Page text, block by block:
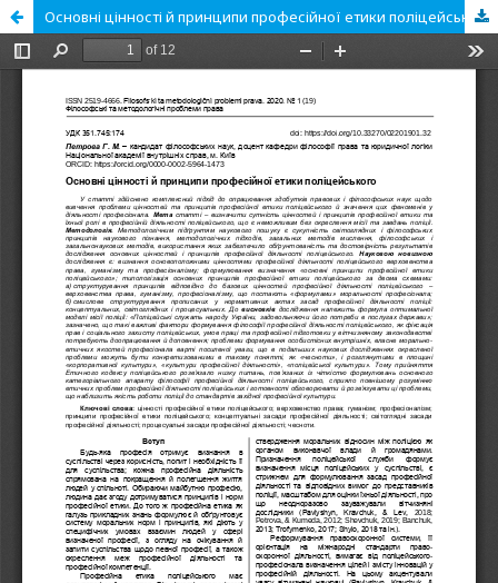
Основні цінності й принципи професійної етики поліцейського